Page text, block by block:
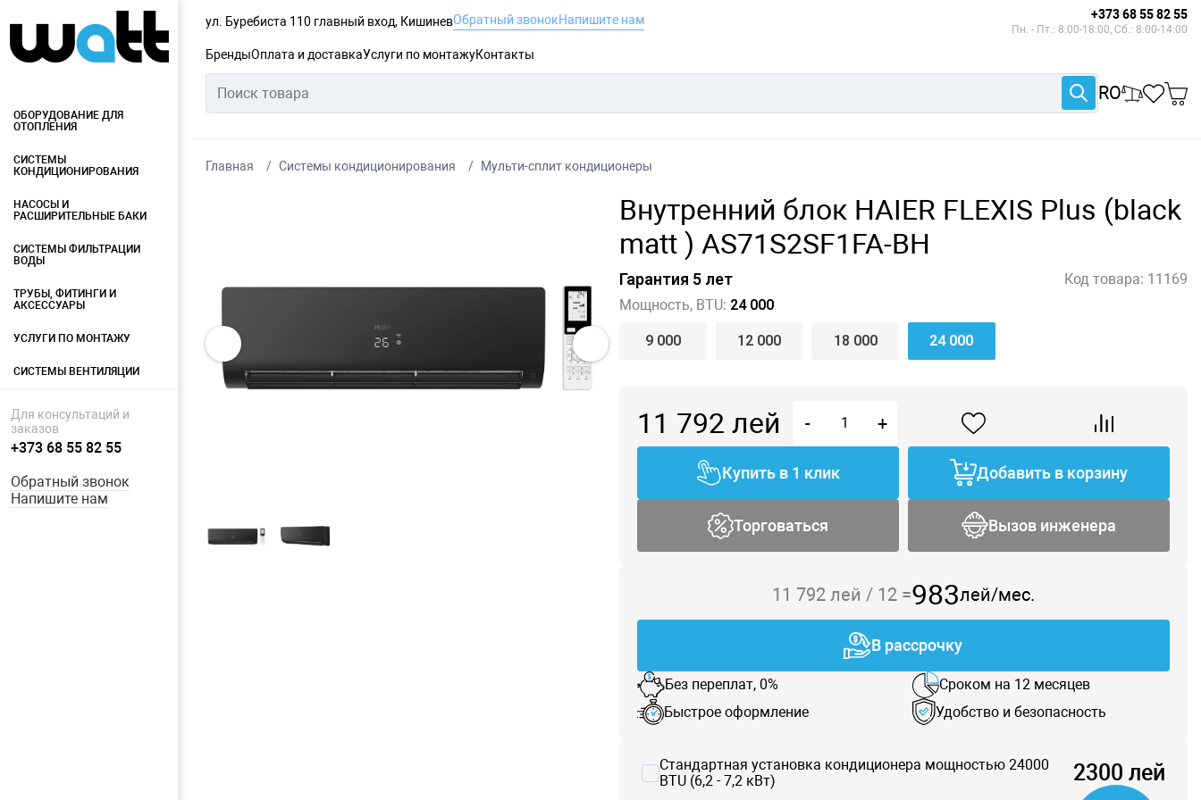
ул. Буребиста 110 главный вход, КишиневОбратный звонокНапишите нам +373 68 55 82 55
Пн. - Пт.: 8:00-18:00, Сб.: 8:00-14:00
БрендыОплата и доставкаУслуги по монтажуКонтакты
RO
ОБОРУДОВАНИЕ ДЛЯ
ОТОПЛЕНИЯ
СИСТЕМЫ
КОНДИЦИОНИРОВАНИЯ
НАСОСЫ И
РАСШИРИТЕЛЬНЫЕ БАКИ
СИСТЕМЫ ФИЛЬТРАЦИИ
ВОДЫ
ТРУБЫ, ФИТИНГИ И
АКСЕССУАРЫ
УСЛУГИ ПО МОНТАЖУ
СИСТЕМЫ ВЕНТИЛЯЦИИ
Для консультаций и
заказов
+373 68 55 82 55
Обратный звонок
Напишите нам
Главная Системы кондиционирования Мульти-сплит кондиционеры
Внутренний блок HAIER FLEXIS Plus (black
matt ) AS71S2SF1FA-BH
Гарантия 5 лет Код товара: 11169
Мощность, BTU: 24 000
9 000 12 000 18 000 24 000
11 792 лей - +
Купить в 1 клик Добавить в корзину
Торговаться Вызов инженера
11 792 лей / 12=983лей/мес.
В рассрочку
Без переплат, 0%
Сроком на 12 месяцев
Быстрое оформление
Удобство и безопасность
Стандартная установка кондиционера мощностью 24000
BTU (6,2 - 7,2 кВт)
2300 лей